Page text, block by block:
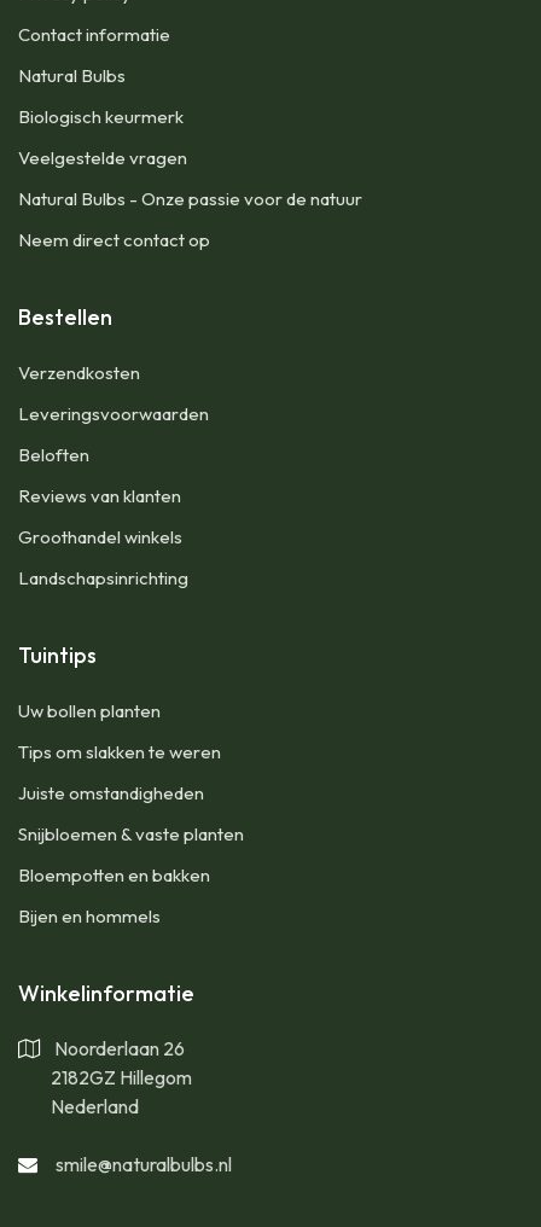
Contact informatie
Natural Bulbs
Biologisch keurmerk
Veelgestelde vragen
Natural Bulbs - Onze passie voor de natuur
Neem direct contact op
Bestellen
​Verzendkosten
Leveringsvoorwaarden
Beloften
Reviews van klanten
Groothandel winkels
Landschapsinrichting
Tuintips
Uw bollen planten
Tips om slakken te weren
Juiste omstandigheden
Snijbloemen & vaste planten
Bloempotten en bakken
Bijen en hommels
Winkelinformatie
Noorderlaan 26
2182GZ Hillegom
Nederland
smile@naturalbulbs.nl